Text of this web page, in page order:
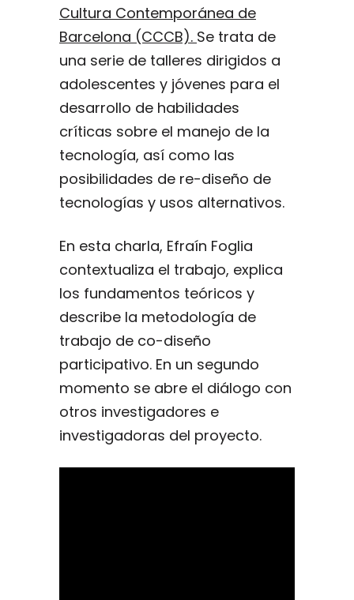
Cultura Contemporánea de
Barcelona (CCCB). Se trata de
una serie de talleres dirigidos a
adolescentes y jóvenes para el
desarrollo de habilidades
críticas sobre el manejo de la
tecnología, así como las
posibilidades de re-diseño de
tecnologías y usos alternativos.
En esta charla, Efraín Foglia
contextualiza el trabajo, explica
los fundamentos teóricos y
describe la metodología de
trabajo de co-diseño
participativo. En un segundo
momento se abre el diálogo con
otros investigadores e
investigadoras del proyecto.